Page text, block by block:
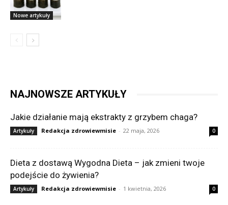
Nowe artykuły
NAJNOWSZE ARTYKUŁY
Jakie działanie mają ekstrakty z grzybem chaga?
Artykuły Redakcja zdrowiewmisie - 22 maja, 2026 0
Dieta z dostawą Wygodna Dieta – jak zmieni twoje
podejście do żywienia?
Artykuły Redakcja zdrowiewmisie - 1 kwietnia, 2026 0